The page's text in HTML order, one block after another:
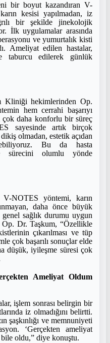
bir boyut kazandıran V-
kesisi yapılmadan, iz
bir şekilde jinekolojik
İlk uygulamalar arasında
ve yumurtalık kisti
Ameliyat edilen hastalar,
taburcu edilerek günlük
Kliniği hekimlerinden Op.
hem cerrahi başarıyı
çok daha konforlu bir süreç
sayesinde artık birçok
olmadan, estetik açıdan
Bu da hasta
sürecini olumlu yönde
V-NOTES yöntemi, karın
daha önce büyük
sağlık durumu uygun
Dr. Taşkum, “Özellikle
çıkarılması ve tüp
çok başarılı sonuçlar elde
düşük, iyileşme süresi çok
Ameliyat Oldum
işlem sonrası belirgin bir
iz olmadığını belirtti.
şaşkınlığı ve memnuniyeti
‘Gerçekten ameliyat
bile oldu,” diye konuştu.